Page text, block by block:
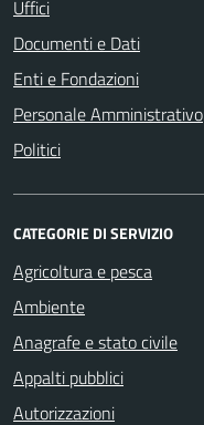
Uffici
Documenti e Dati
Enti e Fondazioni
Personale Amministrativo
Politici
CATEGORIE DI SERVIZIO
Agricoltura e pesca
Ambiente
Anagrafe e stato civile
Appalti pubblici
Autorizzazioni